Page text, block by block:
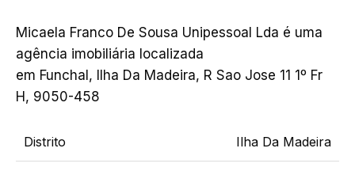
Micaela Franco De Sousa Unipessoal Lda é uma
agência imobiliária localizada
em Funchal, Ilha Da Madeira, R Sao Jose 11 1º Fr
H, 9050-458
Distrito Ilha Da Madeira